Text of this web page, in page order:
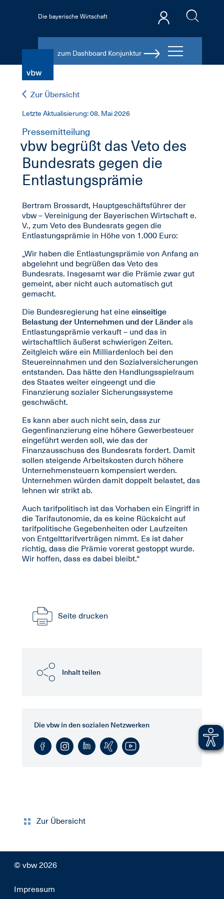
Die bayerische Wirtschaft
zum Dashboard Konjunktur
Zur Übersicht
Letzte Aktualisierung: 08. Mai 2026
Pressemitteilung
vbw begrüßt das Veto des
Bundesrats gegen die
Entlastungsprämie
Bertram Brossardt, Hauptgeschäftsführer der
vbw – Vereinigung der Bayerischen Wirtschaft e.
V., zum Veto des Bundesrats gegen die
Entlastungsprämie in Höhe von 1.000 Euro:
„Wir haben die Entlastungsprämie von Anfang an
abgelehnt und begrüßen das Veto des
Bundesrats. Insgesamt war die Prämie zwar gut
gemeint, aber nicht auch automatisch gut
gemacht.
Die Bundesregierung hat eine einseitige
Belastung der Unternehmen und der Länder als
Entlastungsprämie verkauft – und das in
wirtschaftlich äußerst schwierigen Zeiten.
Zeitgleich wäre ein Milliardenloch bei den
Steuereinnahmen und den Sozialversicherungen
entstanden. Das hätte den Handlungsspielraum
des Staates weiter eingeengt und die
Finanzierung sozialer Sicherungssysteme
geschwächt.
Es kann aber auch nicht sein, dass zur
Gegenfinanzierung eine höhere Gewerbesteuer
eingeführt werden soll, wie das der
Finanzausschuss des Bundesrats fordert. Damit
sollen steigende Arbeitskosten durch höhere
Unternehmensteuern kompensiert werden.
Unternehmen würden damit doppelt belastet, das
lehnen wir strikt ab.
Auch tarifpolitisch ist das Vorhaben ein Eingriff in
die Tarifautonomie, da es keine Rücksicht auf
tarifpolitische Gegebenheiten oder Laufzeiten
von Entgelttarifverträgen nimmt. Es ist daher
richtig, dass die Prämie vorerst gestoppt wurde.
Wir hoffen, dass es dabei bleibt.“
Seite drucken
Inhalt teilen
Die vbw in den sozialen Netzwerken
Zur Übersicht
© vbw 2026
Impressum